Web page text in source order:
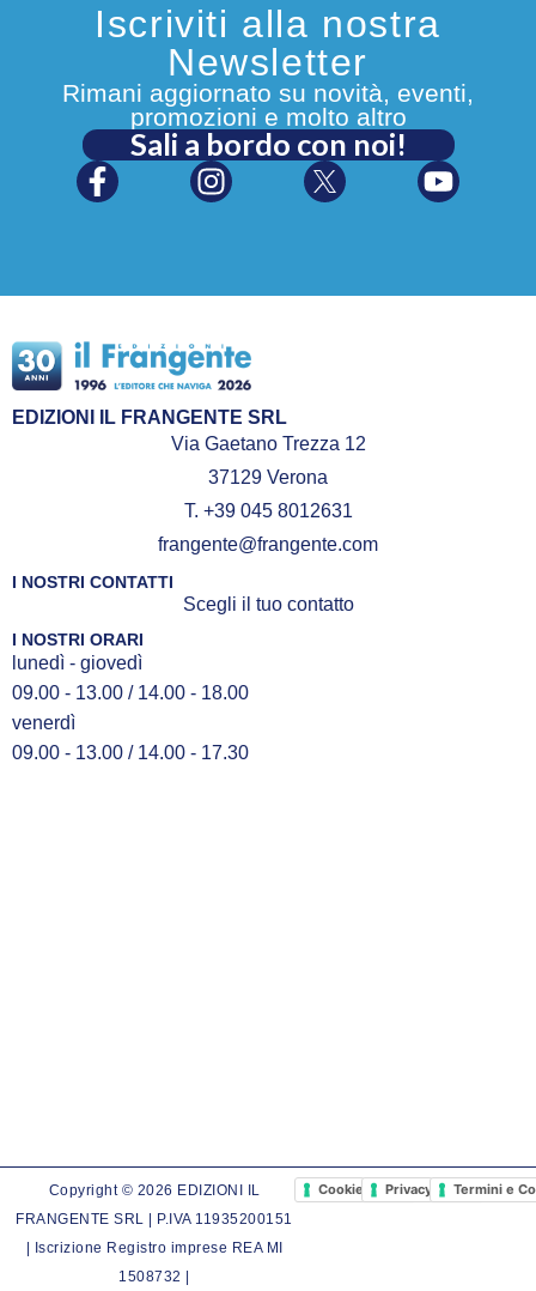
Iscriviti alla nostra
Newsletter
Rimani aggiornato su novità, eventi,
promozioni e molto altro
Sali a bordo con noi!
EDIZIONI IL FRANGENTE SRL
Via Gaetano Trezza 12
37129 Verona
T. +39 045 8012631
frangente@frangente.com
I NOSTRI CONTATTI
Scegli il tuo contatto
I NOSTRI ORARI
lunedì - giovedì
09.00 - 13.00 / 14.00 - 18.00
venerdì
09.00 - 13.00 / 14.00 - 17.30
Copyright © 2026 EDIZIONI IL
FRANGENTE SRL | P.IVA 11935200151
| Iscrizione Registro imprese REA MI
1508732 |
Cookie PolicyPrivacy PolicyTermini e